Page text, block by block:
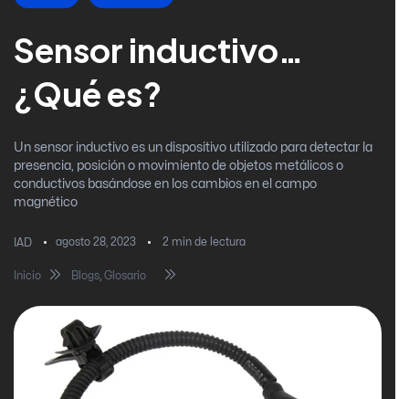
Sensor inductivo…
¿Qué es?
Un sensor inductivo es un dispositivo utilizado para detectar la
presencia, posición o movimiento de objetos metálicos o
conductivos basándose en los cambios en el campo
magnético
IAD agosto 28, 2023 2 min de lectura
Inicio Blogs, Glosario